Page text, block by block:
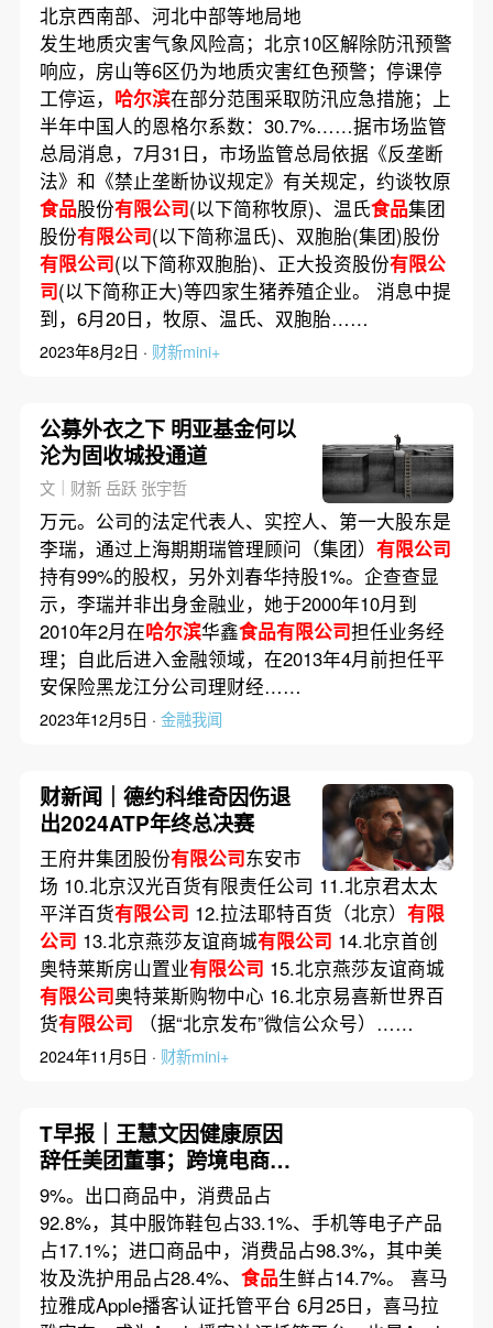
北京西南部、河北中部等地局地
发生地质灾害气象风险高；北京10区解除防汛预警
响应，房山等6区仍为地质灾害红色预警；停课停
工停运， 哈尔滨在部分范围采取防汛应急措施；上
半年中国人的恩格尔系数：30.7%……据市场监管
总局消息，7月31日，市场监管总局依据《反垄断
法》和《禁止垄断协议规定》有关规定，约谈牧原
食品股份有限公司(以下简称牧原)、温氏食品集团
股份有限公司(以下简称温氏)、双胞胎(集团)股份
有限公司(以下简称双胞胎)、正大投资股份有限公
司(以下简称正大)等四家生猪养殖企业。 消息中提
到，6月20日，牧原、温氏、双胞胎……
2023年8月2日 · 财新mini+
公募外衣之下 明亚基金何以
沦为固收城投通道
文｜财新 岳跃 张宇哲
万元。公司的法定代表人、实控人、第一大股东是
李瑞，通过上海期期瑞管理顾问（集团） 有限公司
持有99%的股权，另外刘春华持股1%。企查查显
示，李瑞并非出身金融业，她于2000年10月到
2010年2月在哈尔滨华鑫食品有限公司担任业务经
理；自此后进入金融领域，在2013年4月前担任平
安保险黑龙江分公司理财经……
2023年12月5日 · 金融我闻
财新闻｜德约科维奇因伤退
出2024ATP年终总决赛
王府井集团股份有限公司东安市
场 10.北京汉光百货有限责任公司 11.北京君太太
平洋百货有限公司 12.拉法耶特百货（北京） 有限
公司 13.北京燕莎友谊商城有限公司 14.北京首创
奥特莱斯房山置业有限公司 15.北京燕莎友谊商城
有限公司奥特莱斯购物中心 16.北京易喜新世界百
货有限公司 （据“北京发布”微信公众号）……
2024年11月5日 · 财新mini+
T早报｜王慧文因健康原因
辞任美团董事；跨境电商年
进出口首超2万亿元；杭州亚
运会电竞项目国家队名单公
布
9%。出口商品中，消费品占
92.8%，其中服饰鞋包占33.1%、手机等电子产品
占17.1%；进口商品中，消费品占98.3%，其中美
妆及洗护用品占28.4%、 食品生鲜占14.7%。 喜马
拉雅成Apple播客认证托管平台 6月25日，喜马拉